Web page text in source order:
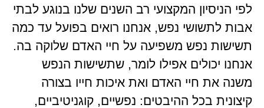
לפי הניסיון המקצועי רב השנים שלנו בנוגע לבתי
אבות לתשושי נפש, אנחנו רואים בפועל עד כמה
תשישות נפש משפיעה על חיי האדם שלוקה בה.
אנחנו יכולים אפילו לומר, שתשישות הנפש
משנה את חיי האדם ואת איכות חייו בצורה
קיצונית בכל ההיבטים: נפשיים, קוגניטיביים,